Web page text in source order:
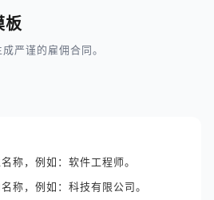
板
严谨的雇佣合同。
称，例如：软件工程师。
称，例如：科技有限公司。